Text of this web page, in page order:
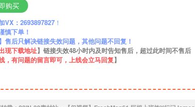
购买
VX：2693897827 ！
慎下单！
售后只解决链接失效问题，其他问题不回复！
现下载地址】链接失效48小时内及时告知售后，超过此时间不售后
，有问题的留言即可，上线会立马回复】